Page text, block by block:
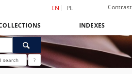
EN PL Contrast
INDEXES
search ?